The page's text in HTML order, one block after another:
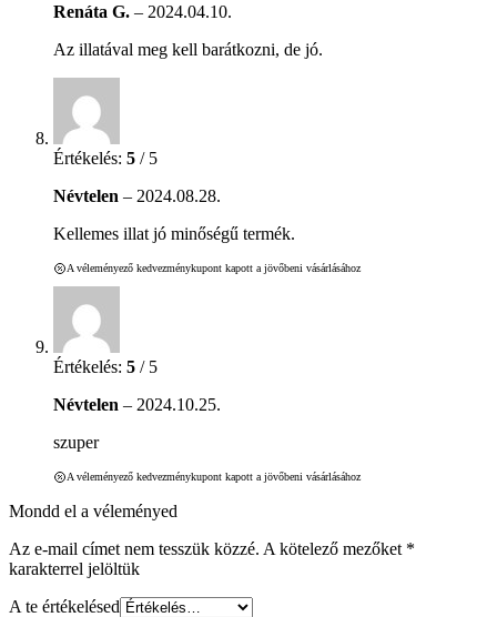
Renáta G. – 2024.04.10.
Az illatával meg kell barátkozni, de jó.
Értékelés: 5 / 5
Névtelen – 2024.08.28.
Kellemes illat jó minőségű termék.
A véleményező kedvezménykupont kapott a jövőbeni vásárlásához
Értékelés: 5 / 5
Névtelen – 2024.10.25.
szuper
A véleményező kedvezménykupont kapott a jövőbeni vásárlásához
Mondd el a véleményed
Az e-mail címet nem tesszük közzé. A kötelező mezőket *
karakterrel jelöltük
A te értékelésed